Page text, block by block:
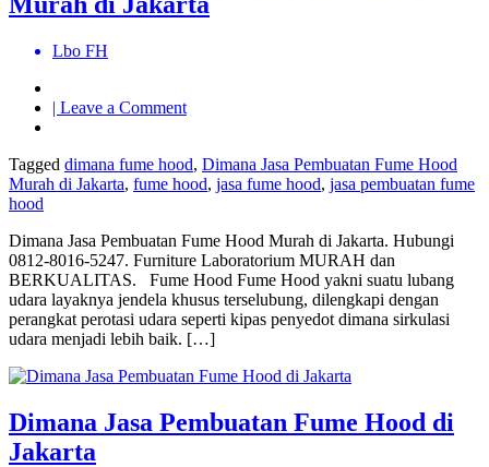
Lbo FH
| Leave a Commenton
Pembuatan
Fume
di
Jakarta
Tagged dimana fume hood, Dimana Jasa Pembuatan Fume Hood
Murah di Jakarta, fume hood, jasa fume hood, jasa pembuatan fume
hood
Dimana Jasa Pembuatan Fume Hood Murah di Jakarta. Hubungi
0812-8016-5247. Furniture Laboratorium MURAH dan
BERKUALITAS. Fume Hood Fume Hood yakni suatu lubang
udara layaknya jendela khusus terselubung, dilengkapi dengan
perangkat perotasi udara seperti kipas penyedot dimana sirkulasi
udara menjadi lebih baik. […]
Dimana Jasa Pembuatan Fume Hood di
Jakarta